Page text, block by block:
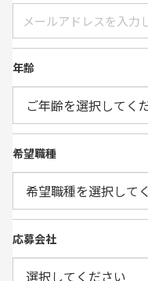
年齢
希望職種
応募会社